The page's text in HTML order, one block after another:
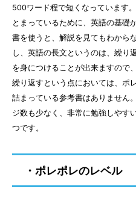
500ワード程で短くなっています
とまっているために、英語の基礎
書を使うと、解説を見てもわから
し、英語の長文というのは、繰り
を身につけることが出来ますので
繰り返すという点においては、ポ
詰まっている参考書はありません
ジ数も少なく、非常に勉強しやす
つです。
・ポレポレのレベル